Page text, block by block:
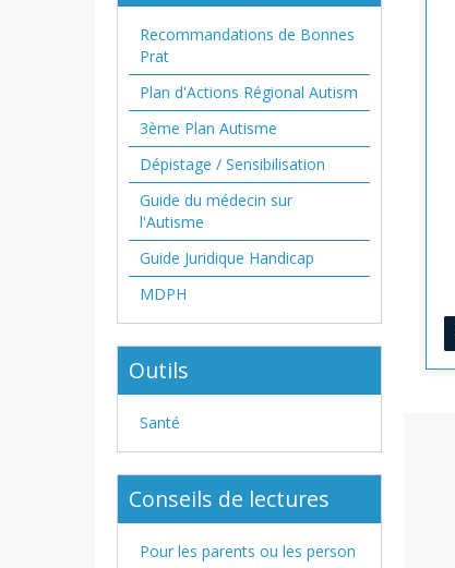
Recommandations de Bonnes
Prat
Plan d'Actions Régional Autism
3ème Plan Autisme
Dépistage / Sensibilisation
Guide du médecin sur
l'Autisme
Guide Juridique Handicap
MDPH
Outils
Santé
Conseils de lectures
Pour les parents ou les person